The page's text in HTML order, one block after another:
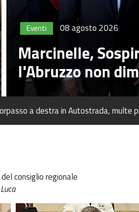
Eventi 08 agosto 2026
Marcinelle,
l'Abruzzo non
11:56Morta Maria Pia
consiglio regionale